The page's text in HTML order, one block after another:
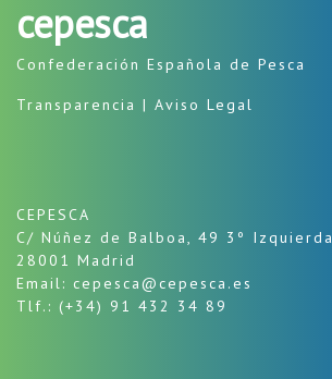
cepesca
Confederación Española de Pesca
Transparencia | Aviso Legal
CEPESCA
C/ Núñez de Balboa, 49 3º Izquierda,
28001 Madrid
Email: cepesca@cepesca.es
Tlf.: (+34) 91 432 34 89